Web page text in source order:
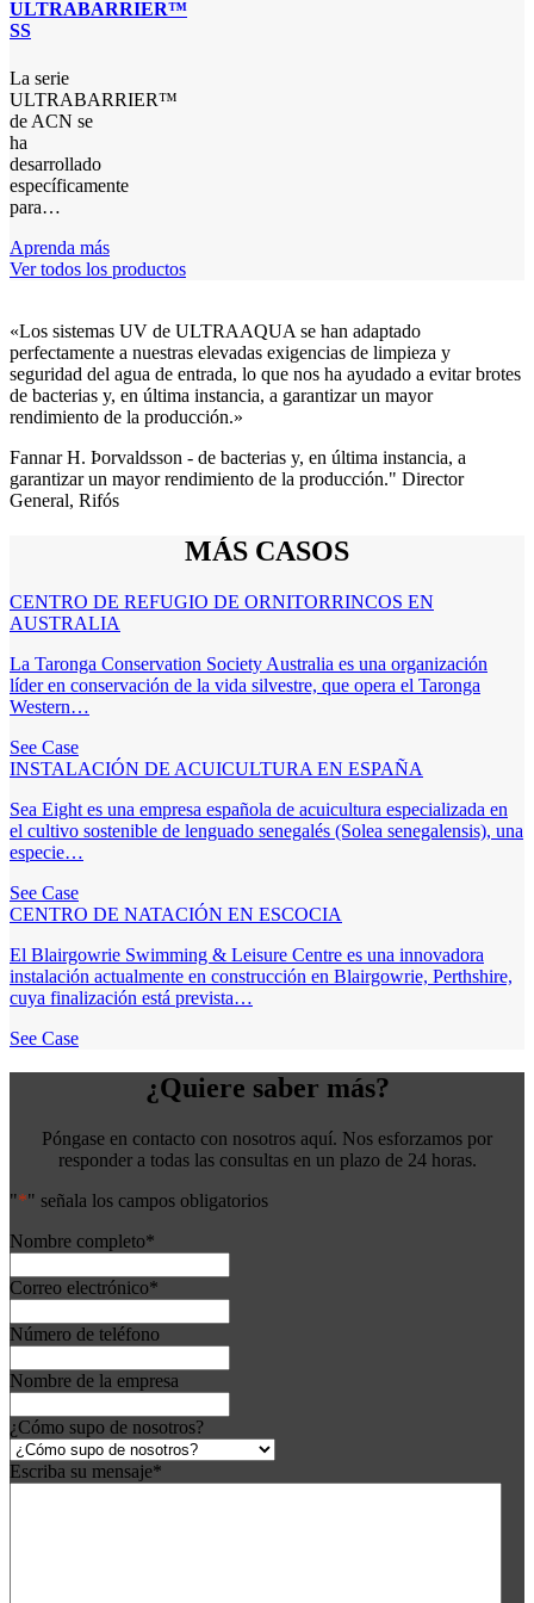
ULTRABARRIER™
SS
La serie
ULTRABARRIER™
de ACN se
ha
desarrollado
específicamente
para…
Aprenda más
Ver todos los productos
«Los sistemas UV de ULTRAAQUA se han adaptado
perfectamente a nuestras elevadas exigencias de limpieza y
seguridad del agua de entrada, lo que nos ha ayudado a evitar brotes
de bacterias y, en última instancia, a garantizar un mayor
rendimiento de la producción.»
Fannar H. Þorvaldsson - de bacterias y, en última instancia, a
garantizar un mayor rendimiento de la producción." Director
General, Rifós
MÁS CASOS
CENTRO DE REFUGIO DE ORNITORRINCOS EN
AUSTRALIA
La Taronga Conservation Society Australia es una organización
líder en conservación de la vida silvestre, que opera el Taronga
Western…
See Case
INSTALACIÓN DE ACUICULTURA EN ESPAÑA
Sea Eight es una empresa española de acuicultura especializada en
el cultivo sostenible de lenguado senegalés (Solea senegalensis), una
especie…
See Case
CENTRO DE NATACIÓN EN ESCOCIA
El Blairgowrie Swimming & Leisure Centre es una innovadora
instalación actualmente en construcción en Blairgowrie, Perthshire,
cuya finalización está prevista…
See Case
¿Quiere saber más?
Póngase en contacto con nosotros aquí. Nos esforzamos por
responder a todas las consultas en un plazo de 24 horas.
"*" señala los campos obligatorios
Nombre completo*
Correo electrónico*
Número de teléfono
Nombre de la empresa
¿Cómo supo de nosotros?
Escriba su mensaje*